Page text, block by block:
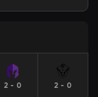
2 - 0
2 - 0